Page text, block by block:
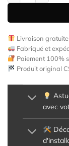
Livraison
Fabriqué et
Paiement 100%
Produit original
avec